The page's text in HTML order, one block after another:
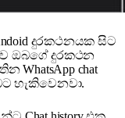
දුරකථනයක සිට
ඔබගේ දුරකථන
chat
හැකිවෙනවා.